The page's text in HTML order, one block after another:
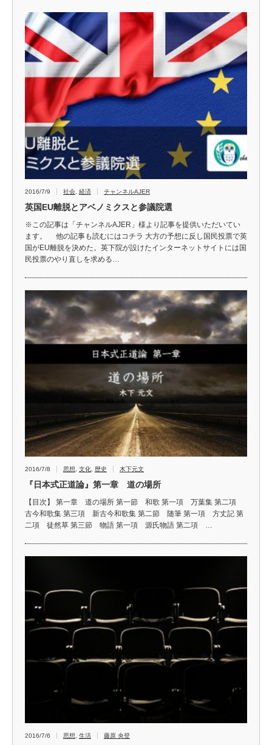
2016/7/9 社会 経済 チャンネルAJER
英国EU離脱とアベノミクスと参議院選
※この記事は「チャンネルAJER」様より記事を提供いただいてい
ます。 他の記事も読むにはコチラ 大方の予想に反し国民投票で英
国がEU離脱を決めた。英下院が設けたインターネットサイトには国
民投票のやり直しを求める…
2016/7/8 思想 文化 歴史 木下元文
『日本式正道論』第一章 道の場所
【目次】 第一章 道の場所 第一節 和歌 第一項 万葉集 第二項
古今和歌集 第三項 新古今和歌集 第二節 随筆 第一項 方丈記 第
二項 徒然草 第三節 物語 第一項 源氏物語 第二項 …
2016/7/6 思想 生活 藤原 央登